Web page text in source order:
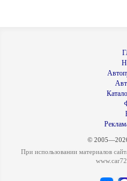
©
При использовании материалов